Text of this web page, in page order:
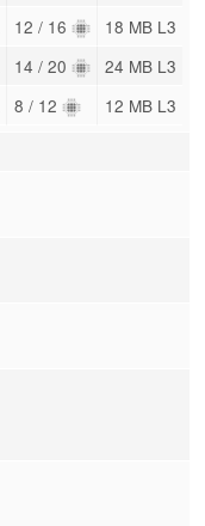
12 / 16 18 MB L3
14 / 20 24 MB L3
8 / 12 12 MB L3